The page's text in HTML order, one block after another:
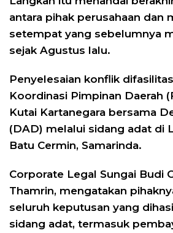
antara pihak perusahaan dan
setempat yang sebelumnya
sejak Agustus lalu.
Penyelesaian konflik
Koordinasi Pimpinan Daerah
Kutai Kartanegara bersama
(DAD) melalui sidang adat di
Batu Cermin, Samarinda.
Corporate Legal Sungai Budi
Thamrin, mengatakan
seluruh keputusan yang
sidang adat, termasuk